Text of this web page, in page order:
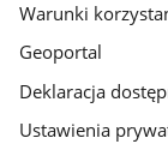
Warunki
Geoportal
Deklaracja
Ustawienia